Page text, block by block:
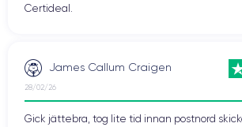
Certideal.
James Callum Craigen
28/02/26
Gick jättebra, tog lite tid innan postnord